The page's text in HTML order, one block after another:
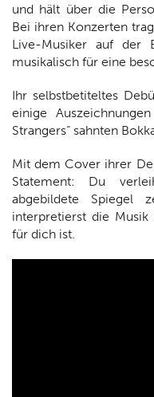
und hält über die
Bei ihren Konzerten
Live-Musiker auf der
musikalisch für eine
Ihr selbstbetiteltes
einige
Strangers“ sahnten
Mit dem Cover ihrer
Statement: Du
abgebildete Spiegel
interpretierst die
für dich ist.